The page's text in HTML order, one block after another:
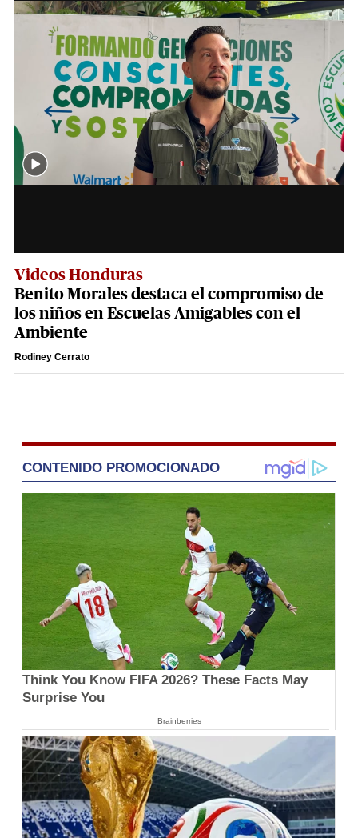
Videos Honduras
Benito Morales destaca el compromiso de
los niños en Escuelas Amigables con el
Ambiente
Rodiney Cerrato
CONTENIDO PROMOCIONADO
Think You Know FIFA 2026? These Facts May
Surprise You
Brainberries